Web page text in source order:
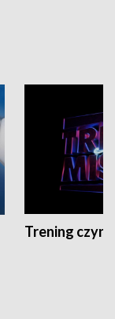
Trening czyni